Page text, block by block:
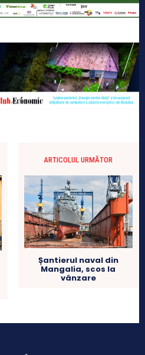
ARTICOLUL URMĂTOR
Șantierul naval din
Mangalia, scos la
vânzare